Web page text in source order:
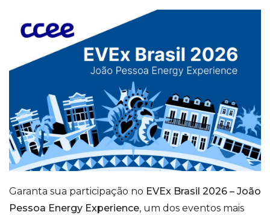
Garanta sua participação no EVEx Brasil 2026 – João
Pessoa Energy Experience, um dos eventos mais